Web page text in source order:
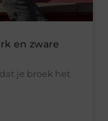
en zware
je broek het